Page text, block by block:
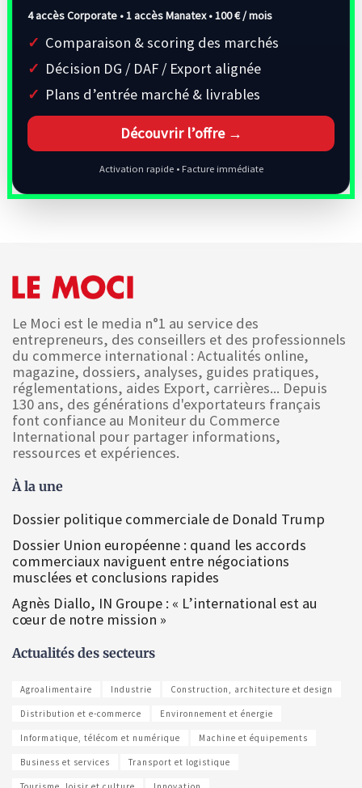
4 accès Corporate • 1 accès Manatex •100 € / mois
Comparaison & scoring des marchés
Décision DG / DAF / Export alignée
Plans d’entrée marché & livrables
Découvrir l’offre →
Activation rapide • Facture immédiate
Le Moci est le media n°1 au service des
entrepreneurs, des conseillers et des professionnels
du commerce international : Actualités online,
magazine, dossiers, analyses, guides pratiques,
réglementations, aides Export, carrières... Depuis
130 ans, des générations d'exportateurs français
font confiance au Moniteur du Commerce
International pour partager informations,
ressources et expériences.
À la une
Dossier politique commerciale de Donald Trump
Dossier Union européenne : quand les accords
commerciaux naviguent entre négociations
musclées et conclusions rapides
Agnès Diallo, IN Groupe : « L’international est au
cœur de notre mission »
Actualités des secteurs
Agroalimentaire Industrie Construction, architecture et design
Distribution et e-commerce Environnement et énergie
Informatique, télécom et numérique Machine et équipements
Business et services Transport et logistique